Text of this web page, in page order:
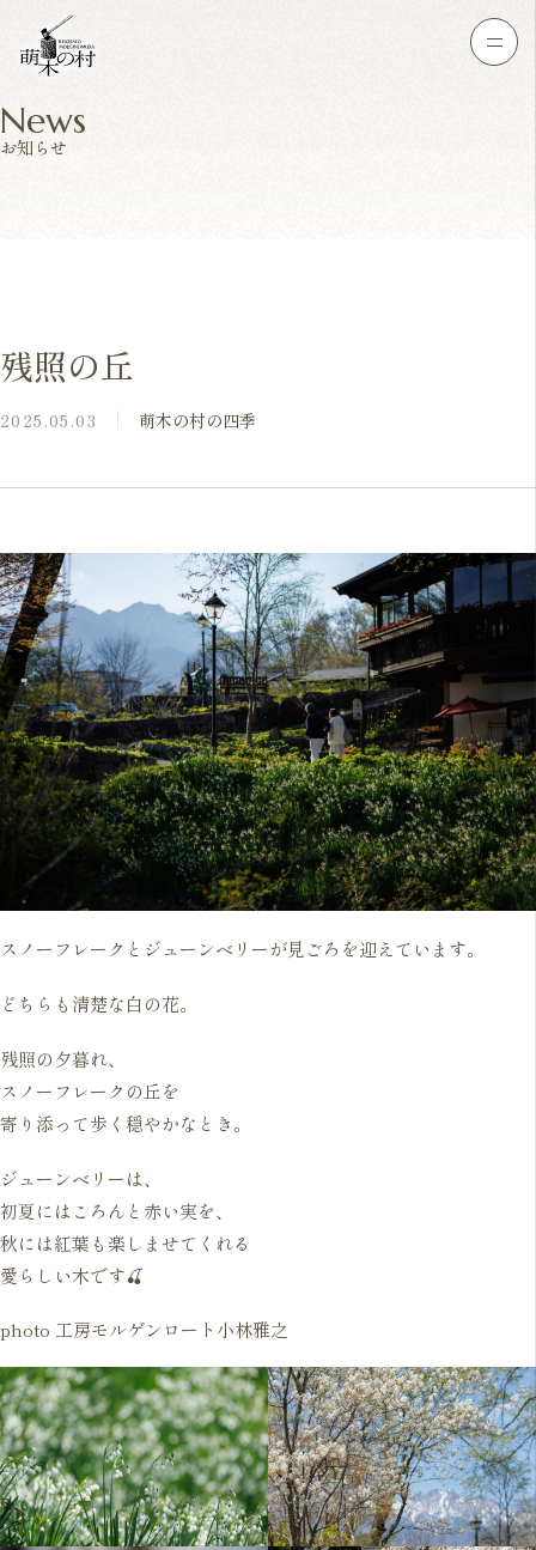
News
お知らせ
残照の丘
2025.05.03 萌木の村の四季
スノーフレークとジューンベリーが見ごろを迎えています。
どちらも清楚な白の花。
残照の夕暮れ、
スノーフレークの丘を
寄り添って歩く穏やかなとき。
ジューンベリーは、
初夏にはころんと赤い実を、
秋には紅葉も楽しませてくれる
愛らしい木です🍒
photo 工房モルゲンロート小林雅之